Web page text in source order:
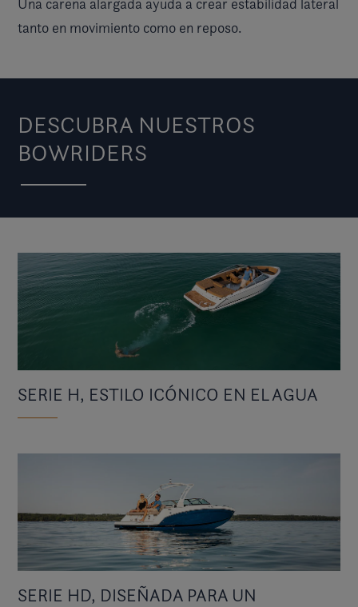
Una carena alargada ayuda a crear estabilidad lateral
tanto en movimiento como en reposo.
DESCUBRA NUESTROS
BOWRIDERS
SERIE H, ESTILO ICÓNICO EN EL AGUA
SERIE HD, DISEÑADA PARA UN